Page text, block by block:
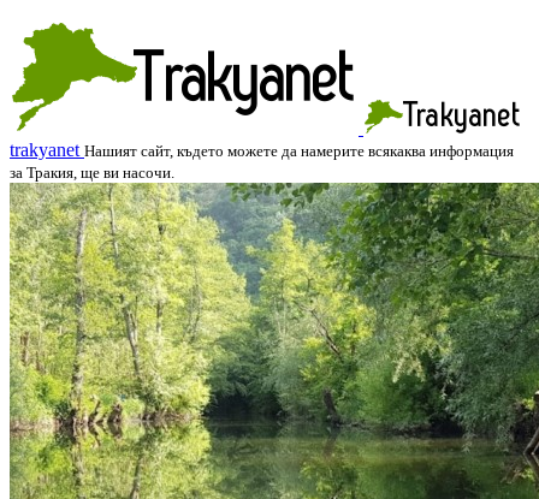
trakyanet Нашият сайт, където можете да намерите всякаква информация
за Тракия, ще ви насочи.